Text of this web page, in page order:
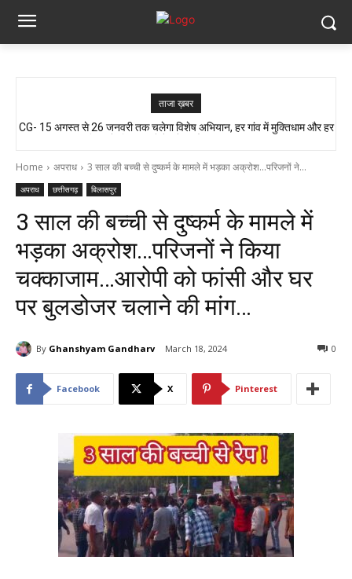
ताजा ख़बर
आजादी के जश्न की तैयारी, लेकिन यहां लोग बूंद-बूंद पानी को तरसे..!! ग्रामीण बोले- अगर
CG- 15 अगस्त से 26 जनवरी तक चलेगा विशेष अभियान, हर गांव में मुक्तिधाम और हर
Home अपराध 3 साल की बच्ची से दुष्कर्म के मामले में भड़का अक्रोश...परिजनों ने...
अपराध छत्तीसगढ़ बिलासपुर
3 साल की बच्ची से दुष्कर्म के मामले में
भड़का अक्रोश…परिजनों ने किया
चक्काजाम…आरोपी को फांसी और घर
पर बुलडोजर चलाने की मांग…
By Ghanshyam Gandharv March 18, 2024 0
Facebook X Pinterest